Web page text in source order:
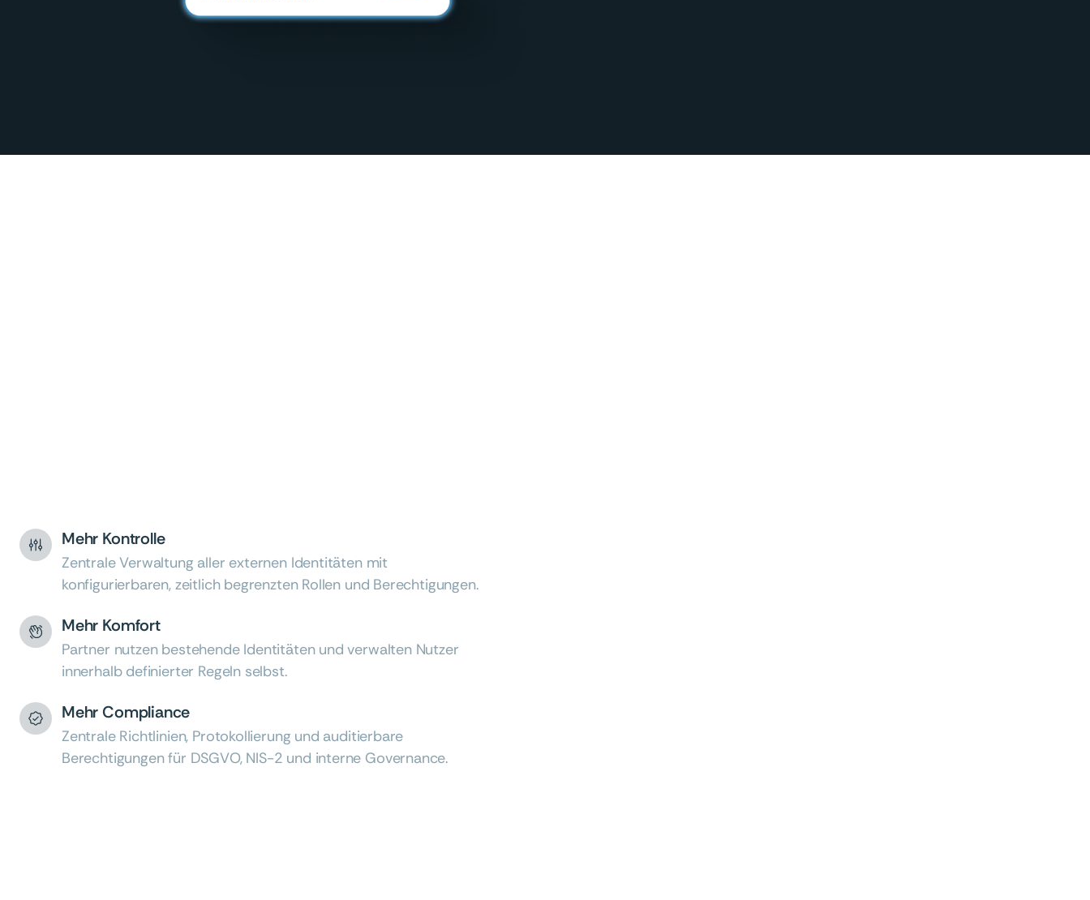
Mehr Kontrolle
Zentrale Verwaltung aller externen Identitäten mit
konfigurierbaren, zeitlich begrenzten Rollen und Berechtigungen.
Mehr Komfort
Partner nutzen bestehende Identitäten und verwalten Nutzer
innerhalb definierter Regeln selbst.
Mehr Compliance
Zentrale Richtlinien, Protokollierung und auditierbare
Berechtigungen für DSGVO, NIS-2 und interne Governance.